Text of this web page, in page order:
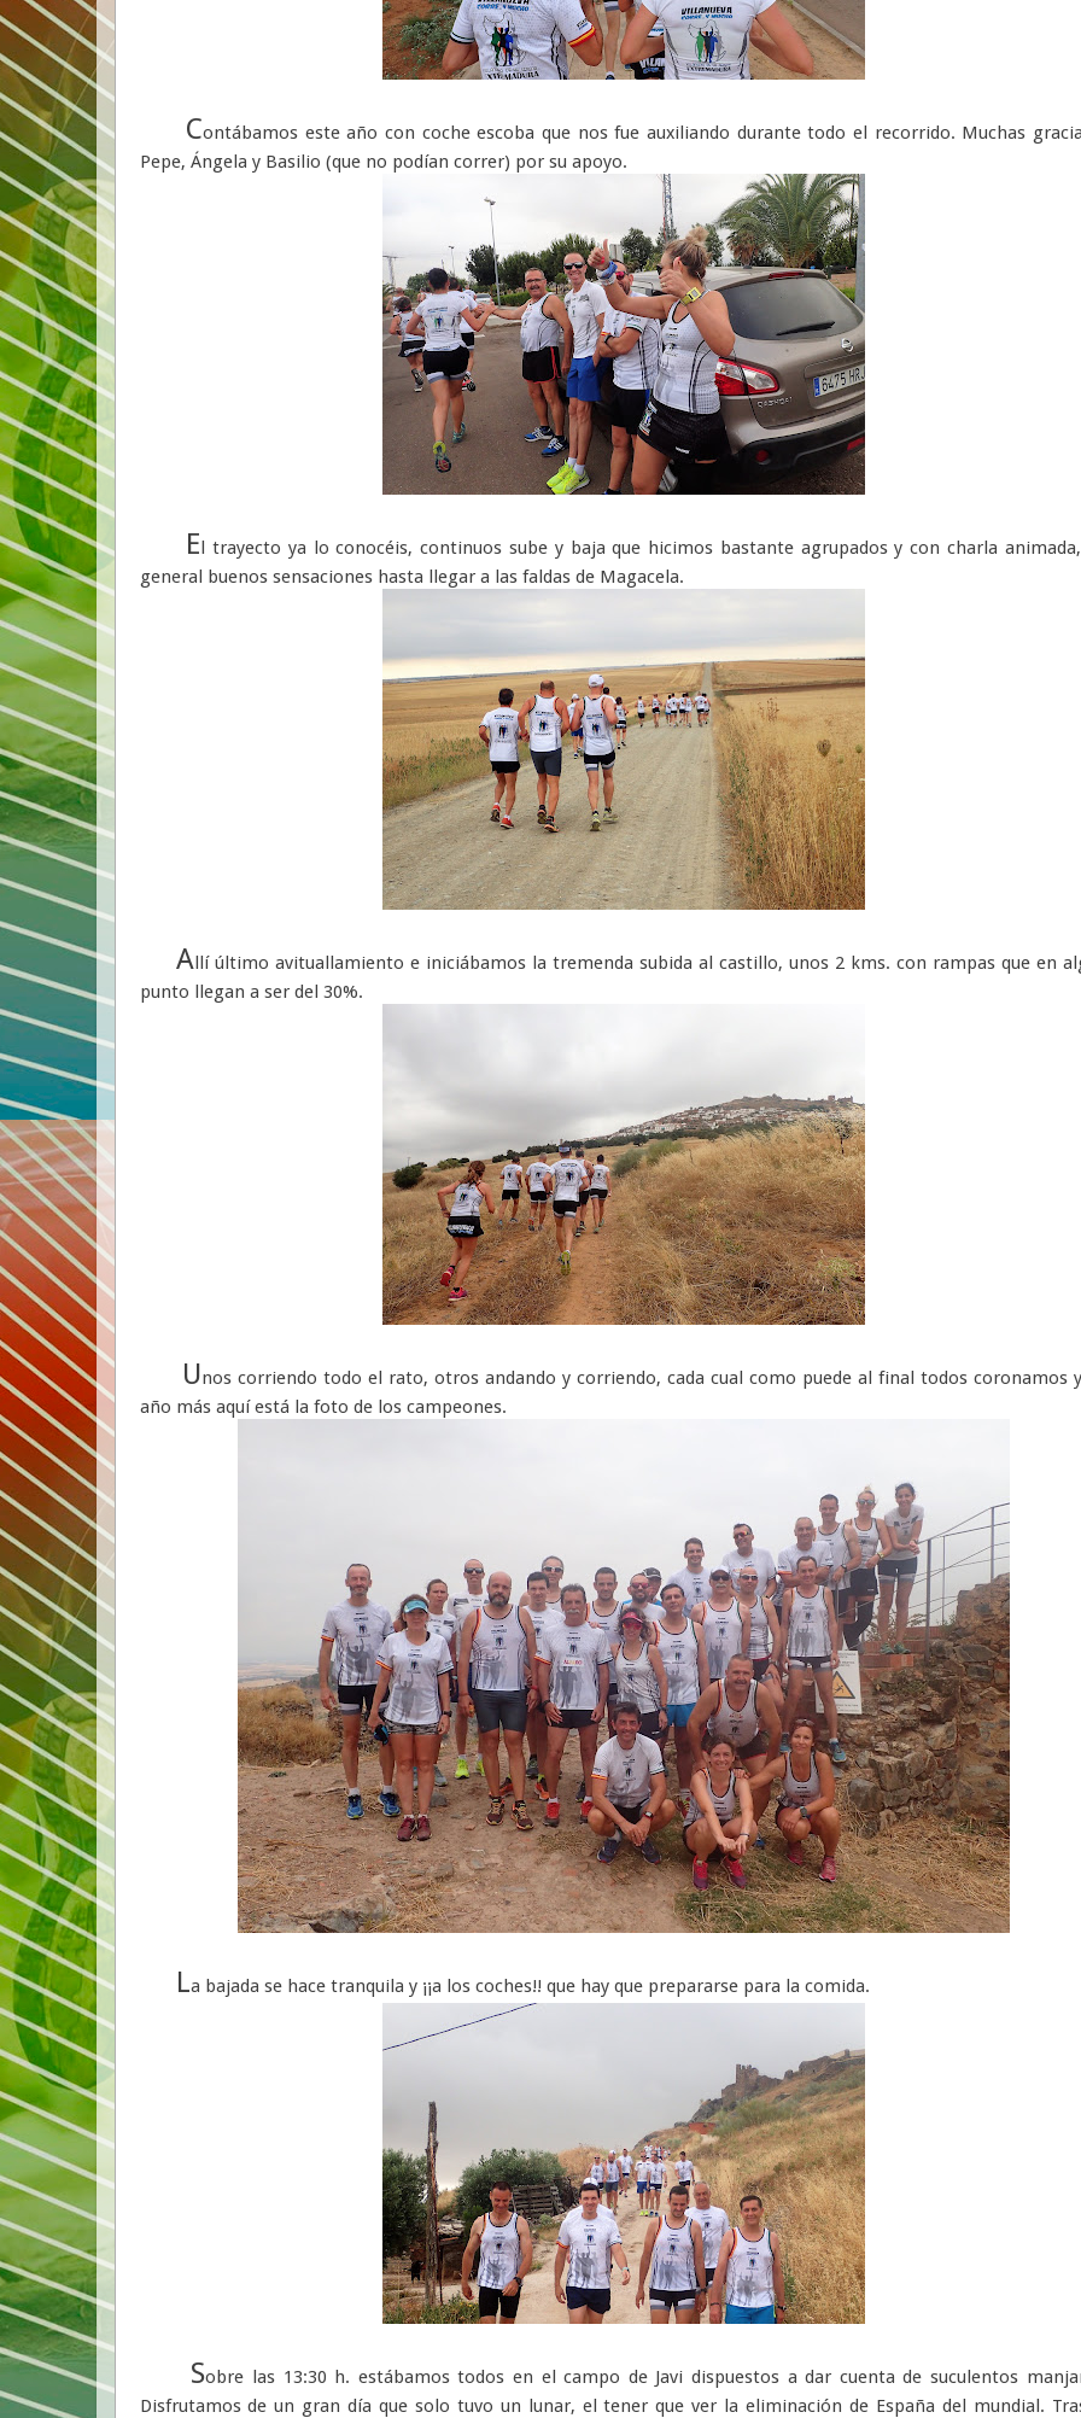
Contábamos este año con coche escoba que nos fue auxiliando durante todo el recorrido. Muchas
Pepe, Ángela y Basilio (que no podían correr) por su apoyo.
El trayecto ya lo conocéis, continuos sube y baja que hicimos bastante agrupados y con charla
general buenos sensaciones hasta llegar a las faldas de Magacela.
Allí último avituallamiento e iniciábamos la tremenda subida al castillo, unos 2 kms. con rampas que en
punto llegan a ser del 30%.
Unos corriendo todo el rato, otros andando y corriendo, cada cual como puede al final todos coronamos
año más aquí está la foto de los campeones.
La bajada se hace tranquila y ¡¡a los coches!! que hay que prepararse para la comida.
Sobre las 13:30 h. estábamos todos en el campo de Javi dispuestos a dar cuenta de suculentos
Disfrutamos de un gran día que solo tuvo un lunar, el tener que ver la eliminación de España del mundial.